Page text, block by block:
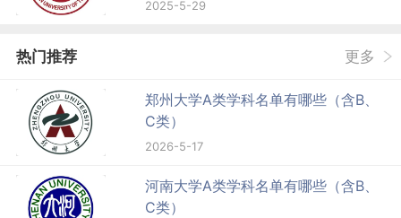
2025-5-29
热门推荐 更多
郑州大学A类学科名单有哪些（含B、
C类）
2026-5-17
河南大学A类学科名单有哪些（含B、
C类）